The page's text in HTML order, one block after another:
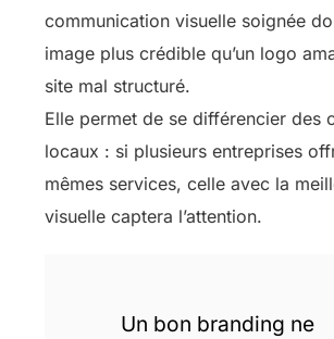
communication visuelle soignée
image plus crédible qu’un logo
site mal structuré.
Elle permet de se différencier des
locaux : si plusieurs entreprises
mêmes services, celle avec la
visuelle captera l’attention.
Un bon branding ne